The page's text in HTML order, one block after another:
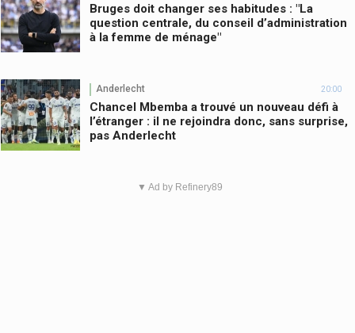
Bruges doit changer ses habitudes : "La
question centrale, du conseil d’administration
à la femme de ménage"
Anderlecht 20:00
Chancel Mbemba a trouvé un nouveau défi à
l’étranger : il ne rejoindra donc, sans surprise,
pas Anderlecht
▼ Ad by Refinery89